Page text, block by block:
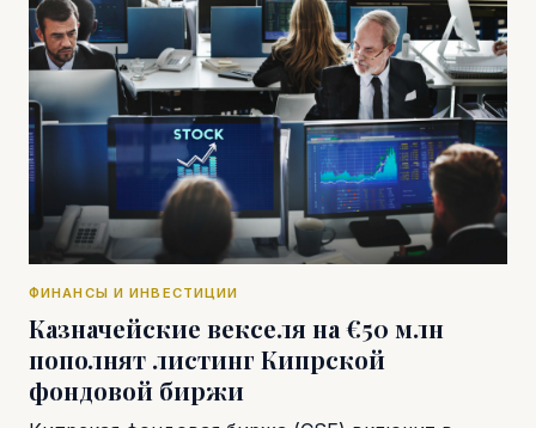
ФИНАНСЫ И ИНВЕСТИЦИИ
Казначейские векселя на €50 млн
пополнят листинг Кипрской
фондовой биржи